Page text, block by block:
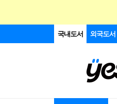
국내도서 외국도서